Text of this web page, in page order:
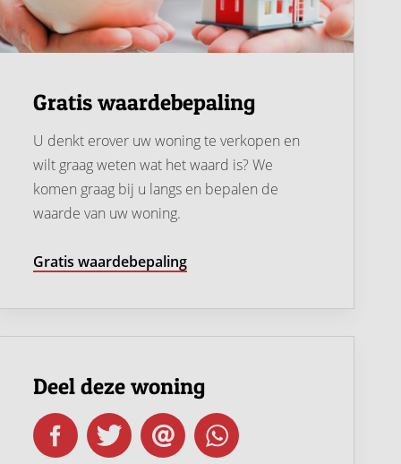
Gratis waardebepaling
U denkt erover uw woning te verkopen en
wilt graag weten wat het waard is? We
komen graag bij u langs en bepalen de
waarde van uw woning.
Gratis waardebepaling
Deel deze woning